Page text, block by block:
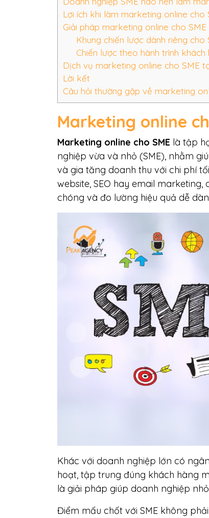
Lợi ích khi làm marketing online cho
Giải pháp marketing online cho SME
Khung chiến lược dành riêng cho
Chiến lược theo hành trình khách
Dịch vụ marketing online cho SME
Lời kết
Câu hỏi thường gặp về marketing
Marketing online
Marketing online cho SME là tập
nghiệp vừa và nhỏ (SME), nhằm
và gia tăng doanh thu với chi phí
website, SEO hay email
chóng và đo lường hiệu quả dễ
Khác với doanh nghiệp lớn có
hoạt, tập trung đúng khách hàng
là giải pháp giúp doanh nghiệp
Điểm mấu chốt với SME không